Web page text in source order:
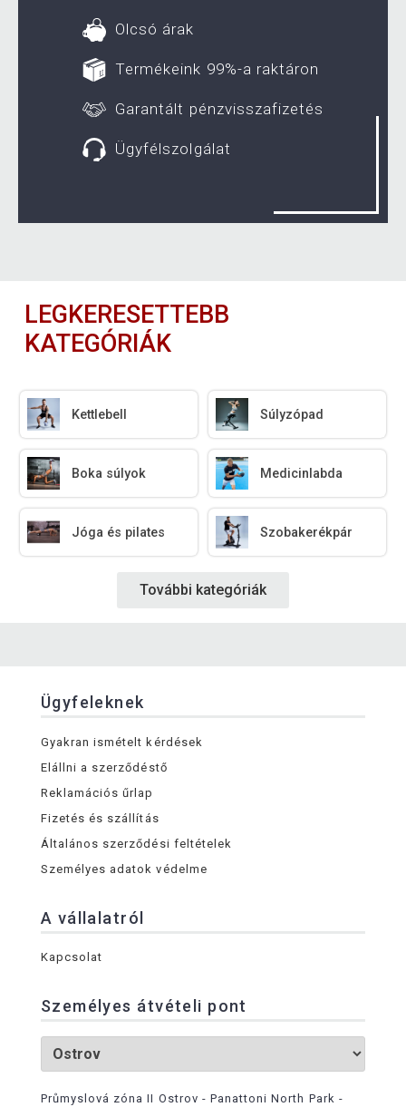
Olcsó árak
Termékeink 99%-a raktáron
Garantált pénzvisszafizetés
Ügyfélszolgálat
LEGKERESETTEBB
KATEGÓRIÁK
Kettlebell Súlyzópad
Boka súlyok Medicinlabda
Jóga és pilates Szobakerékpár
További kategóriák
Ügyfeleknek
Gyakran ismételt kérdések
Elállni a szerződéstő
Reklamációs űrlap
Fizetés és szállítás
Általános szerződési feltételek
Személyes adatok védelme
A vállalatról
Kapcsolat
Személyes átvételi pont
Průmyslová zóna II Ostrov - Panattoni North Park -